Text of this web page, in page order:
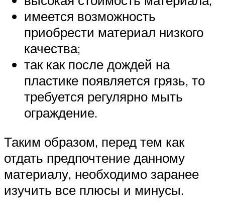
имеется возможность
приобрести материал низкого
качества;
так как после дождей на
пластике появляется грязь, то
требуется регулярно мыть
ограждение.
Таким образом, перед тем как
отдать предпочтение данному
материалу, необходимо заранее
изучить все плюсы и минусы.